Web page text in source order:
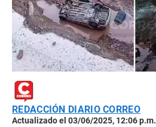
REDACCIÓN DIARIO CORREO
Actualizado el 03/06/2025, 12:06 p.m.